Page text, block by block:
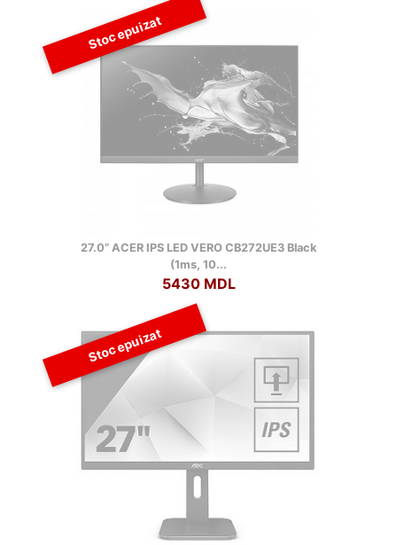
Stoc epuizat
27.0” ACER IPS LED VERO CB272UE3 Black
(1ms, 10...
5430 MDL
Stoc epuizat